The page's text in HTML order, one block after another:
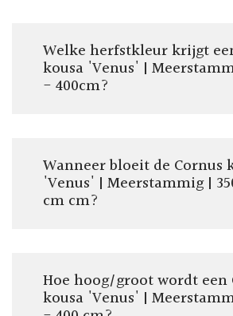
Welke herfstkleur krijgt
kousa 'Venus' |
- 400cm?
Wanneer bloeit de Cornus
'Venus' | Meerstammig |
cm cm?
Hoe hoog/groot wordt een
kousa 'Venus' |